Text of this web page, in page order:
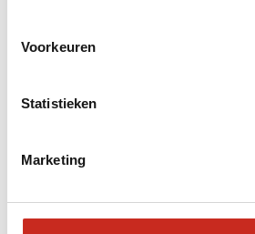
Voorkeuren
Statistieken
Marketing
Mandarake is dé winkelketen
liefhebbers, met vestigingen
koop je alles, van zeldzame
Animate is de grootste
voor manga, anime en
flagshipstore in Ikebukuro is
met meerdere verdiepingen,